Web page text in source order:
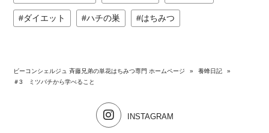
ダイエット ハチの巣 はちみつ
ビーコンシェルジュ 斉藤兄弟の単花はちみつ専門 ホームページ » 養蜂日記
»
＃3 ミツバチから学べること
INSTAGRAM